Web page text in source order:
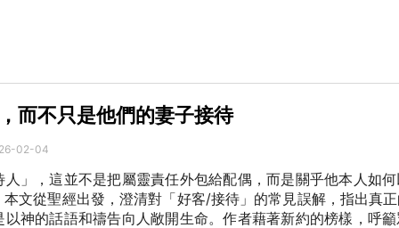
而不只是他們的妻子接待
02-04
」，這並不是把屬靈責任外包給配偶，而是關乎他本人如
文從聖經出發，澄清對「好客/接待」的常見誤解，指出真
神的話語和禱告向人敞開生命。作者藉著新約的榜樣，呼